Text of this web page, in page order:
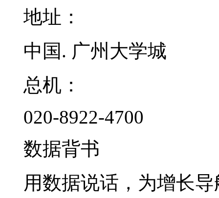
地址：
中国. 广州大学城
总机：
020-8922-4700
数据背书
用数据说话，为增长导